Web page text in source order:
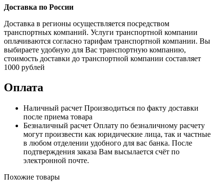
Доставка по России
Доставка в регионы осуществляется посредством
транспортных компаний. Услуги транспортной компании
оплачиваются согласно тарифам транспортной компании. Вы
выбираете удобную для Вас транспортную компанию,
стоимость доставки до транспортной компании составляет
1000 рублей
Оплата
Наличный расчет Производиться по факту доставки
после приема товара
Безналичный расчет Оплату по безналичному расчету
могут произвести как юридические лица, так и частные
в любом отделении удобного для вас банка. После
подтверждения заказа Вам высылается счёт по
электронной почте.
Похожие товары